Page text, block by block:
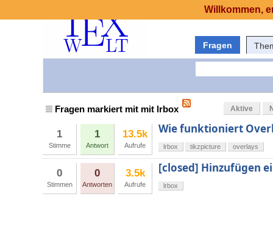
Fragen
Fragen markiert mit mit lrbox Aktive
1
Stimme
1
Antwort
13.5k
Aufrufe
Wie funktioniert
lrbox tikzpicture overlays
0
Stimmen
0
Antworten
3.5k
Aufrufe
[closed] Hinzufügen
lrbox
Willkommen,